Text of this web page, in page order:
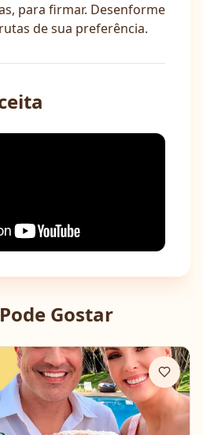
para firmar. Desenforme
de sua preferência.
Gostar